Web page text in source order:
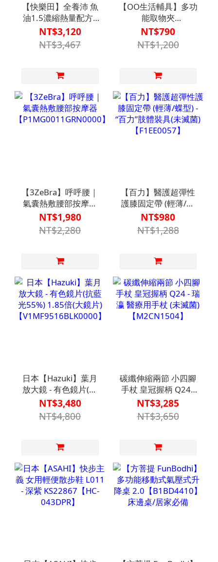
【快樂田】全養沛 魚
油1.5濃縮熱量配方 -
杏仁風味 (葷食) 一箱
共24入
【N1HF00002660000】
NT$3,120
NT$3,467
【OO生活輔具】多功
能取物夾
75cm【NT$790
NT$1,200
【3ZeBra】呼呼腰｜
氣囊熱敷腰部按摩器
【P1MG0011GRN0000】
NT$1,980
NT$2,280
【百力】醫護超彈性
護膝固定帶 (輕薄/蝶
型) - “百力”肢體裝具
(未滅菌)
【F1EE0057】
NT$980
NT$1,288
日本【Hazuki】葉月
放大鏡 - 有色鏡片(抗
藍光55%) 1.85倍(大
鏡片)
【V1MF9516BLK0000】
NT$3,480
NT$4,800
碳纖伸縮兩節 小四腳
手杖 皇冠握柄 Q24 -
瑞瀛 醫療用手杖 (未滅
菌)【M2CN1504】
NT$3,285
NT$3,650